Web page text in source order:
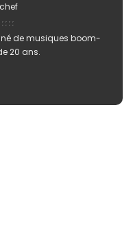
de musiques boom-
20 ans.